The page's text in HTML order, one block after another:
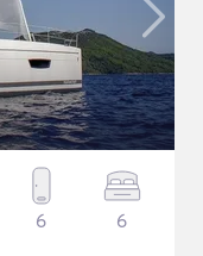
6 6